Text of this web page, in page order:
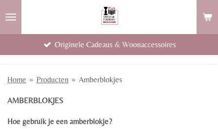
Originele Cadeaus & Woonaccessoires
Home » Producten » Amberblokjes
AMBERBLOKJES
Hoe gebruik je een amberblokje?